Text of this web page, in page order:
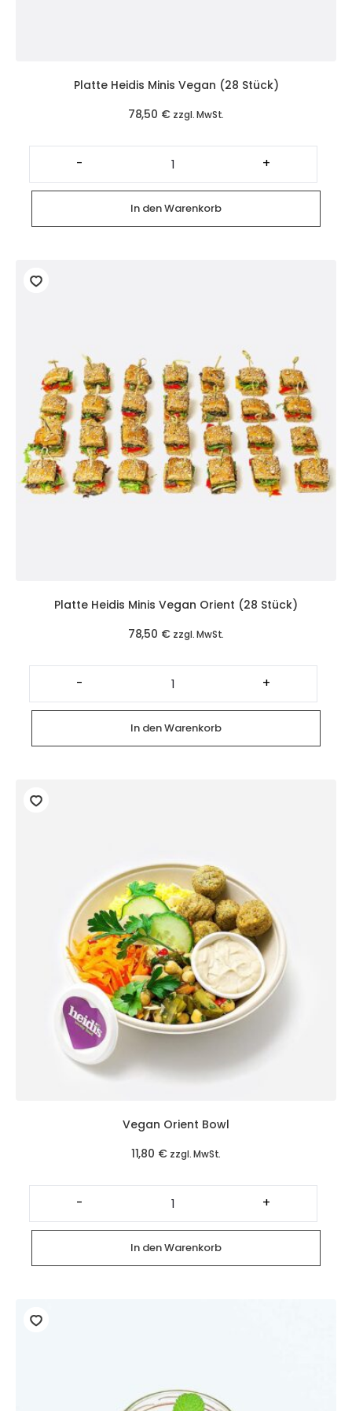
Platte Heidis Minis Vegan (28 Stück)
78,50 € zzgl. MwSt.
-
Platte
Heidis
Minis
Vegan
(28
Stück)
Menge
+
In den Warenkorb
Platte Heidis Minis Vegan Orient (28 Stück)
78,50 € zzgl. MwSt.
-
Platte
Heidis
Minis
Vegan
Orient
(28
Stück)
Menge
+
In den Warenkorb
Vegan Orient Bowl
11,80 € zzgl. MwSt.
-
Vegan
Orient
Bowl
Menge
+
In den Warenkorb